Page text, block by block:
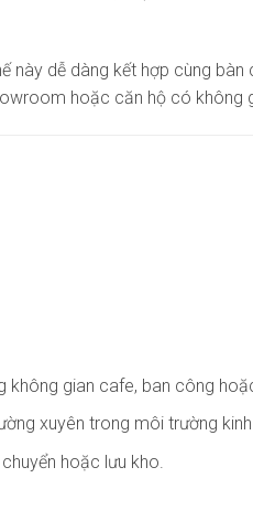
dễ dàng kết hợp cùng
hoặc căn hộ có không
gian cafe, ban công
xuyên trong môi trường
hoặc lưu kho.